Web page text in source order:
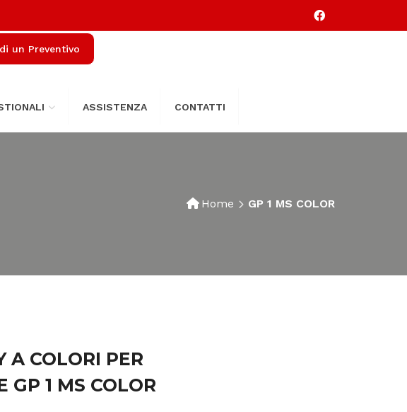
un Preventivo
ASSISTENZA CONTATTI
Home GP 1 MS COLOR
A COLORI PER
GP 1 MS COLOR